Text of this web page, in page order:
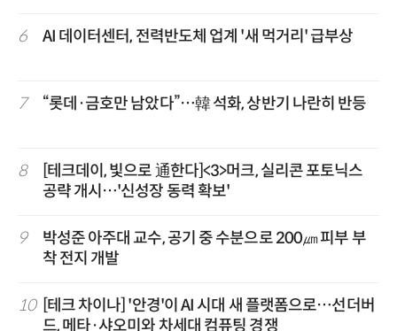
6 AI 데이터센터, 전력반도체 업계 '새 먹거리' 급부상
7 “롯데·금호만 남았다”…韓 석화, 상반기 나란히 반등
8
[테크데이, 빛으로 通한다]<3>머크, 실리콘 포토닉스
공략 개시…'신성장 동력 확보'
9
박성준 아주대 교수, 공기 중 수분으로 200㎛ 피부 부
착 전지 개발
10 [테크 차이나] '안경'이 AI 시대 새 플랫폼으로…선더버
드, 메타·샤오미와 차세대 컴퓨팅 경쟁